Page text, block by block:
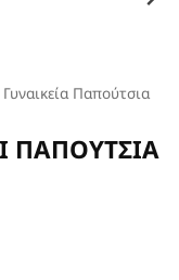
Γυναικεία Παπούτσια
ΠΑΠΟΥΤΣΙΑ